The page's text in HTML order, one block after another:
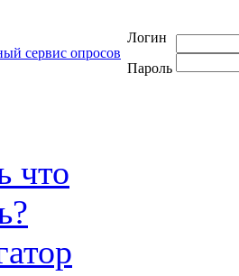
Логин
Пароль